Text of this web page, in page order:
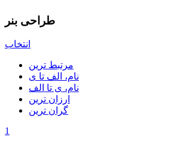
طراحی بنر
انتخاب
مرتبط ترین
نام، الف تا ی
نام، ی تا الف
ارزان ترین
گران ترین
1